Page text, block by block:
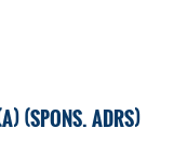
(SPONS. ADRS)